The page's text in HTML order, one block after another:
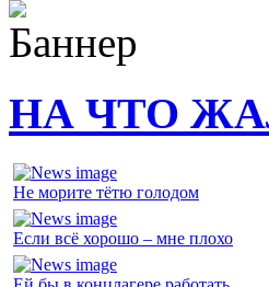
НА ЧТО
Не морите тётю голодом
Если всё хорошо – мне плохо